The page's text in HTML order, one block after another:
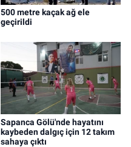
500 metre kaçak ağ ele
geçirildi
Sapanca Gölü'nde hayatını
kaybeden dalgıç için 12 takım
sahaya çıktı